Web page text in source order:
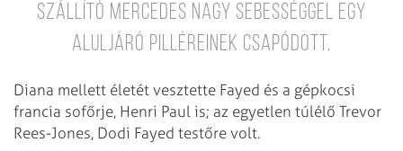
szállító Mercedes nagy sebességgel egy
aluljáró pilléreinek csapódott.
Diana mellett életét vesztette Fayed és a gépkocsi
francia sofőrje, Henri Paul is; az egyetlen túlélő Trevor
Rees-Jones, Dodi Fayed testőre volt.